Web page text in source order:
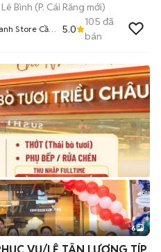
Bình (P. Cái Răng mới)
Store Cần
5.0
105 đã
bán
+2
6